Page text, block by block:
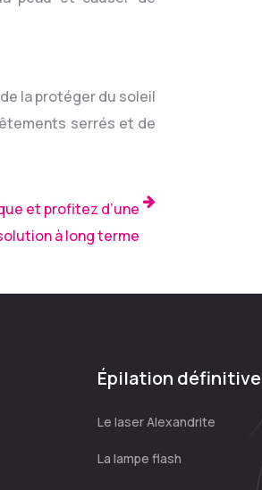
la protéger du soleil
serrés et de
et profitez d’une
à long terme
Épilation définitive
Le laser Alexandrite
La lampe flash